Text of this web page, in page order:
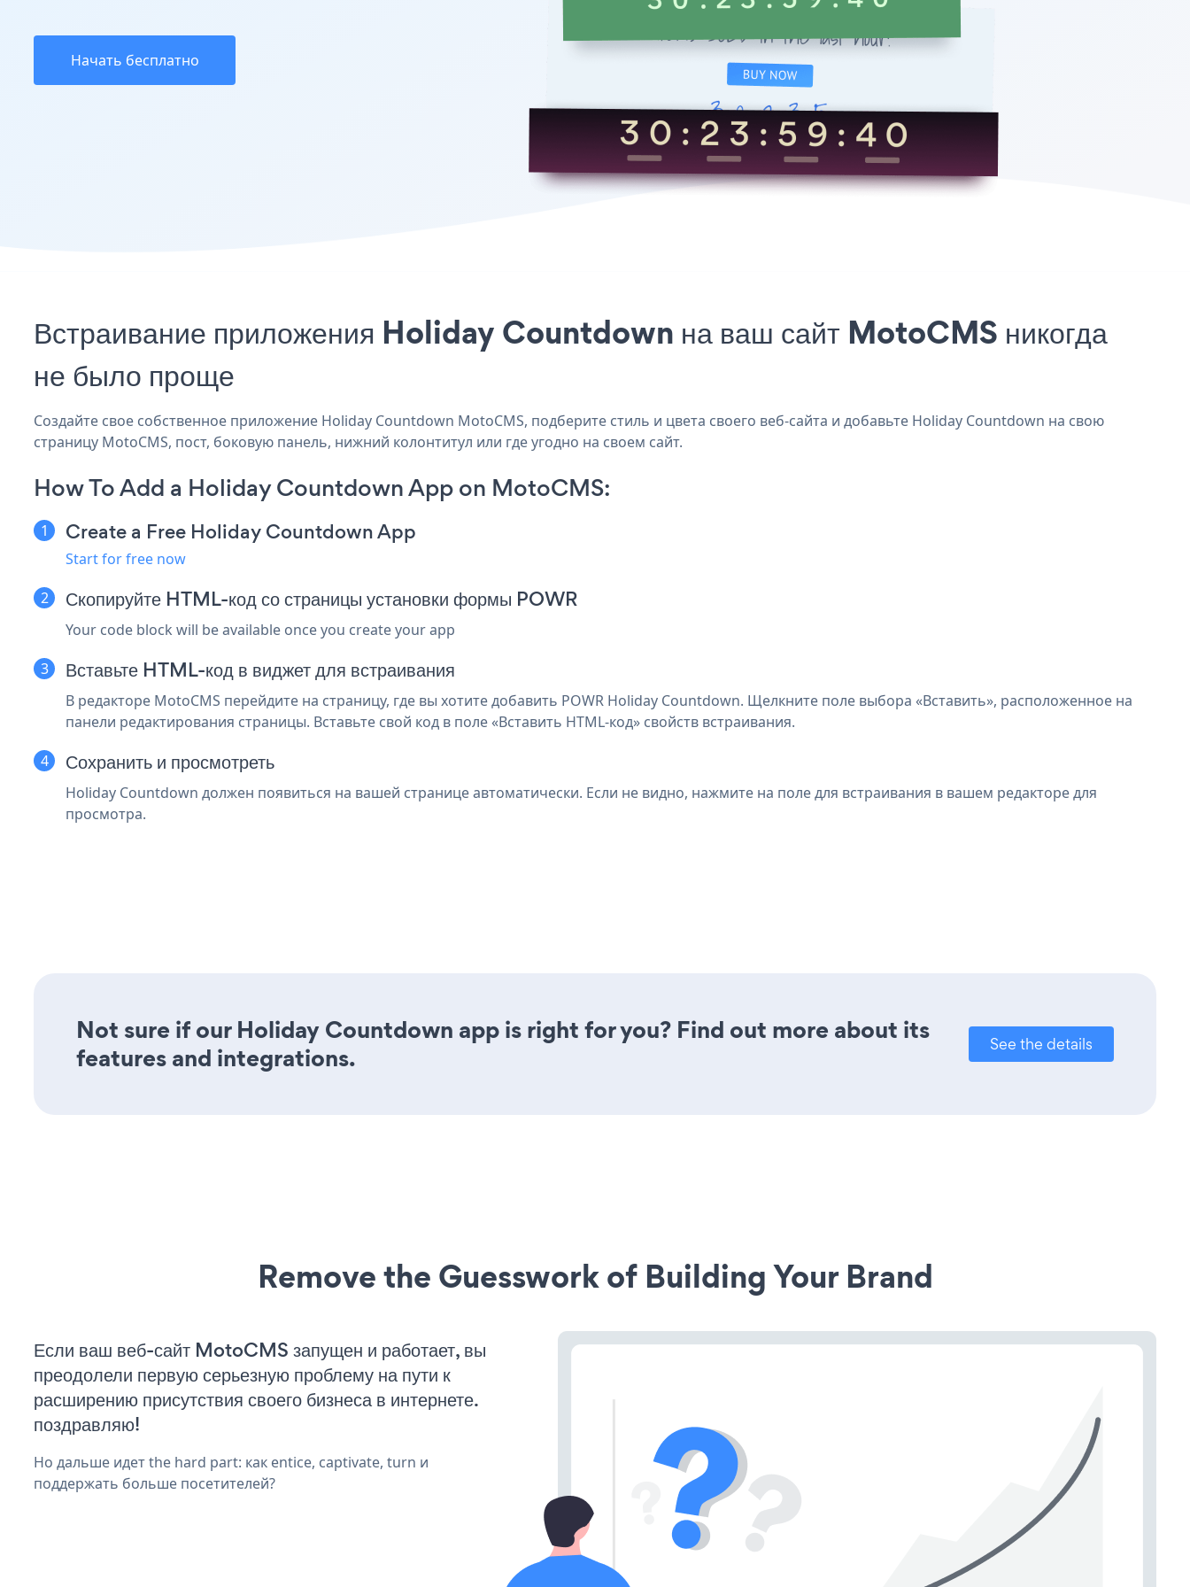
Начать бесплатно
Встраивание приложения Holiday Countdown на ваш сайт MotoCMS никогда
не было проще
Создайте свое собственное приложение Holiday Countdown MotoCMS, подберите стиль и цвета своего веб-сайта и добавьте Holiday Countdown на свою
страницу MotoCMS, пост, боковую панель, нижний колонтитул или где угодно на своем сайт.
How To Add a Holiday Countdown App on MotoCMS:
Create a Free Holiday Countdown App
Start for free now
Скопируйте HTML-код со страницы установки формы POWR
Your code block will be available once you create your app
Вставьте HTML-код в виджет для встраивания
В редакторе MotoCMS перейдите на страницу, где вы хотите добавить POWR Holiday Countdown. Щелкните поле выбора «Вставить», расположенное на
панели редактирования страницы. Вставьте свой код в поле «Вставить HTML-код» свойств встраивания.
Сохранить и просмотреть
Holiday Countdown должен появиться на вашей странице автоматически. Если не видно, нажмите на поле для встраивания в вашем редакторе для
просмотра.
Not sure if our Holiday Countdown app is right for you? Find out more about its
features and integrations.
See the details
Remove the Guesswork of Building Your Brand
Если ваш веб-сайт MotoCMS запущен и работает, вы
преодолели первую серьезную проблему на пути к
расширению присутствия своего бизнеса в интернете.
поздравляю!
Но дальше идет the hard part: как entice, captivate, turn и
поддержать больше посетителей?